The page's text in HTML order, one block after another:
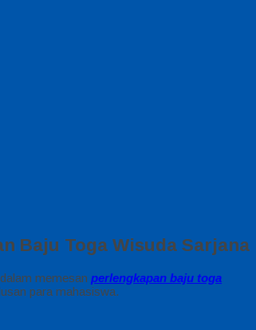
Baju Toga Wisuda Sarjana
memesan perlengkapan baju toga
para mahasiswa.